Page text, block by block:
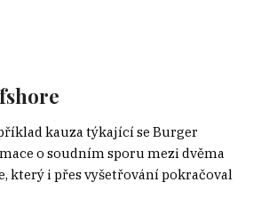
kauza týkající se Burger
o soudním sporu mezi dvěma
který i přes vyšetřování pokračoval